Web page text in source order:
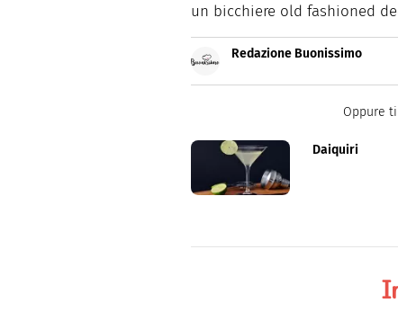
un bicchiere old fashioned
Redazione Buonissimo
Buonissimo è il magazine
facili e spiegate passo
Oppure
Daiquiri